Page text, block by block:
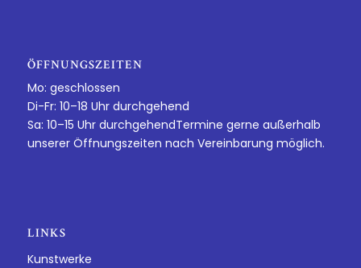
ÖFFNUNGSZEITEN
Mo: geschlossen
Di-Fr: 10–18 Uhr durchgehend
Sa: 10–15 Uhr durchgehendTermine gerne außerhalb
unserer Öffnungszeiten nach Vereinbarung möglich.
LINKS
Kunstwerke